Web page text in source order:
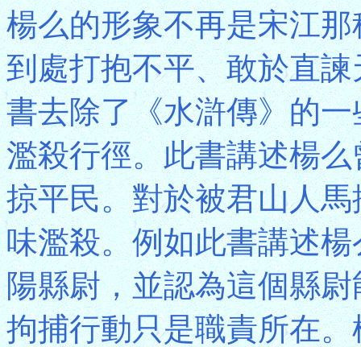
楊么的形象不再是宋江
到處打抱不平、敢於直
書去除了《水滸傳》的
濫殺行徑。此書講述楊
掠平民。對於被君山人
味濫殺。例如此書講述
陽縣尉，並認為這個縣
拘捕行動只是職責所在